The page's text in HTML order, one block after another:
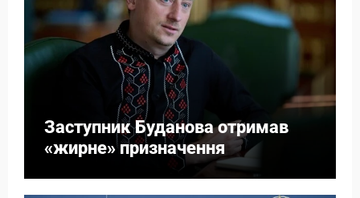
Заступник Буданова отримав
«жирне» призначення